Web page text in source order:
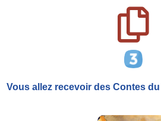
Vous allez recevoir des Contes